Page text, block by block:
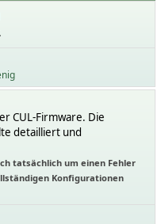
CUL-Firmware. Die
detailliert und
tatsächlich um einen Fehler
Konfigurationen